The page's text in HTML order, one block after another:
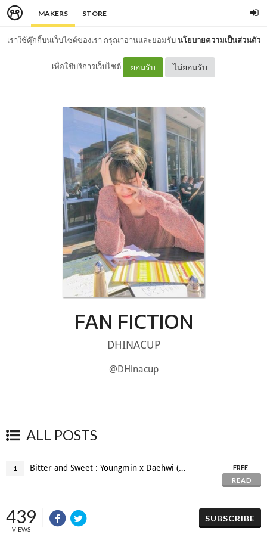
MAKERS STORE
เราใช้คุ๊กกี้บนเว็บไซต์ของเรา กรุณาอ่านและยอมรับนโยบายความเป็นส่วนตัว
เพื่อใช้บริการเว็บไซต์ ยอมรับ ไม่ยอมรับ
FAN FICTION
DHINACUP
@DHinacup
ALL POSTS
1 Bitter and Sweet : Youngmin x Daehwi (merman!au)
FREE
READ
439
VIEWS
SUBSCRIBE